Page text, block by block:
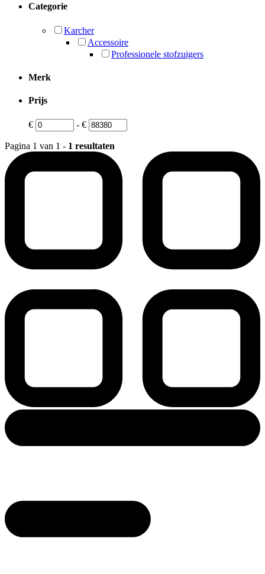
Categorie
Karcher
Accessoire
Professionele stofzuigers
Merk
Prijs
€ - €
Pagina 1 van 1 - 1 resultaten